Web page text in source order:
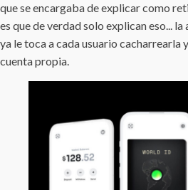
que se encargaba de explicar como
es que de verdad solo explican eso...
ya le toca a cada usuario cacharrearla
cuenta propia.